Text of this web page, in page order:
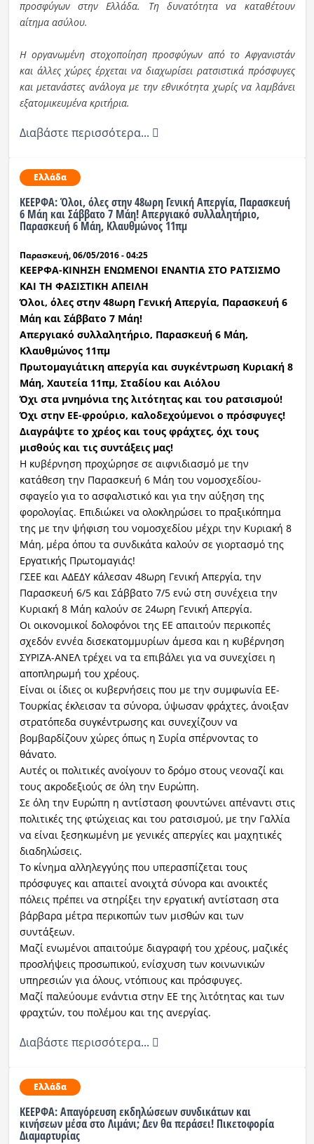
προσφύγων στην Ελλάδα. Τη δυνατότητα να καταθέτουν
αίτημα ασύλου.
Η οργανωμένη στοχοποίηση προσφύγων από το Αφγανιστάν
και άλλες χώρες έρχεται να διαχωρίσει ρατσιστικά πρόσφυγες
και μετανάστες ανάλογα με την εθνικότητα χωρίς να λαμβάνει
εξατομικευμένα κριτήρια.
Διαβάστε περισσότερα...
Ελλάδα
ΚΕΕΡΦΑ: Όλοι, όλες στην 48ωρη Γενική Απεργία, Παρασκευή
6 Μάη και Σάββατο 7 Μάη! Απεργιακό συλλαλητήριο,
Παρασκευή 6 Μάη, Κλαυθμώνος 11πμ
Παρασκευή, 06/05/2016 - 04:25
ΚΕΕΡΦΑ-ΚΙΝΗΣΗ ΕΝΩΜΕΝΟΙ ΕΝΑΝΤΙΑ ΣΤΟ ΡΑΤΣΙΣΜΟ
ΚΑΙ ΤΗ ΦΑΣΙΣΤΙΚΗ ΑΠΕΙΛΗ
Όλοι, όλες στην 48ωρη Γενική Απεργία, Παρασκευή 6
Μάη και Σάββατο 7 Μάη!
Απεργιακό συλλαλητήριο, Παρασκευή 6 Μάη,
Κλαυθμώνος 11πμ
Πρωτομαγιάτικη απεργία και συγκέντρωση Κυριακή 8
Μάη, Χαυτεία 11πμ, Σταδίου και Αιόλου
Όχι στα μνημόνια της λιτότητας και του ρατσισμού!
Όχι στην ΕΕ-φρούριο, καλοδεχούμενοι ο πρόσφυγες!
Διαγράψτε το χρέος και τους φράχτες, όχι τους
μισθούς και τις συντάξεις μας!
Η κυβέρνηση προχώρησε σε αιφνιδιασμό με την
κατάθεση την Παρασκευή 6 Μάη του νομοσχεδίου-
σφαγείο για το ασφαλιστικό και για την αύξηση της
φορολογίας. Επιδιώκει να ολοκληρώσει το πραξικόπημα
της με την ψήφιση του νομοσχεδίου μέχρι την Κυριακή 8
Μάη, μέρα όπου τα συνδικάτα καλούν σε γιορτασμό της
Εργατικής Πρωτομαγιάς!
ΓΣΕΕ και ΑΔΕΔΥ κάλεσαν 48ωρη Γενική Απεργία, την
Παρασκευή 6/5 και Σάββατο 7/5 ενώ στη συνέχεια την
Κυριακή 8 Μάη καλούν σε 24ωρη Γενική Απεργία.
Οι οικονομικοί δολοφόνοι της ΕΕ απαιτούν περικοπές
σχεδόν εννέα δισεκατομμυρίων άμεσα και η κυβέρνηση
ΣΥΡΙΖΑ-ΑΝΕΛ τρέχει να τα επιβάλει για να συνεχίσει η
αποπληρωμή του χρέους.
Είναι οι ίδιες οι κυβερνήσεις που με την συμφωνία ΕΕ-
Τουρκίας έκλεισαν τα σύνορα, ύψωσαν φράχτες, άνοιξαν
στρατόπεδα συγκέντρωσης και συνεχίζουν να
βομβαρδίζουν χώρες όπως η Συρία σπέρνοντας το
θάνατο.
Αυτές οι πολιτικές ανοίγουν το δρόμο στους νεοναζί και
τους ακροδεξιούς σε όλη την Ευρώπη.
Σε όλη την Ευρώπη η αντίσταση φουντώνει απέναντι στις
πολιτικές της φτώχειας και του ρατσισμού, με την Γαλλία
να είναι ξεσηκωμένη με γενικές απεργίες και μαχητικές
διαδηλώσεις.
Το κίνημα αλληλεγγύης που υπερασπίζεται τους
πρόσφυγες και απαιτεί ανοιχτά σύνορα και ανοικτές
πόλεις πρέπει να στηρίξει την εργατική αντίσταση στα
βάρβαρα μέτρα περικοπών των μισθών και των
συντάξεων.
Μαζί ενωμένοι απαιτούμε διαγραφή του χρέους, μαζικές
προσλήψεις προσωπικού, ενίσχυση των κοινωνικών
υπηρεσιών για όλους, ντόπιους και πρόσφυγες.
Μαζί παλεύουμε ενάντια στην ΕΕ της λιτότητας και των
φραχτών, του πολέμου και της ανεργίας.
Διαβάστε περισσότερα...
Ελλάδα
ΚΕΕΡΦΑ: Απαγόρευση εκδηλώσεων συνδικάτων και
κινήσεων μέσα στο Λιμάνι; Δεν θα περάσει! Πικετοφορία
Διαμαρτυρίας